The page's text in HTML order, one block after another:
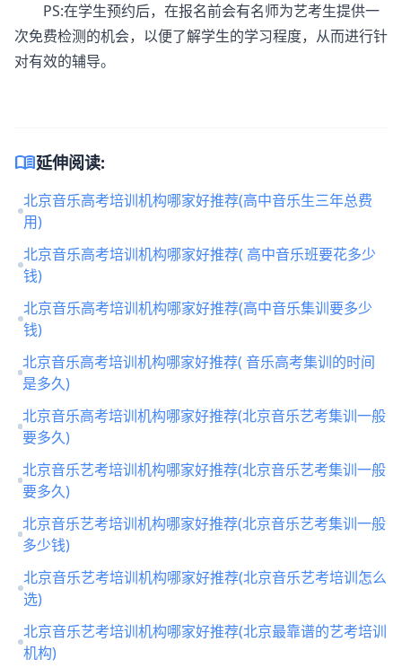
PS:在学生预约后，在报名前会有名师为艺考生提供一
次免费检测的机会，以便了解学生的学习程度，从而进行针
对有效的辅导。
menu_book延伸阅读:
北京音乐高考培训机构哪家好推荐(高中音乐生三年总费
用)
北京音乐高考培训机构哪家好推荐( 高中音乐班要花多少
钱)
北京音乐高考培训机构哪家好推荐(高中音乐集训要多少
钱)
北京音乐高考培训机构哪家好推荐( 音乐高考集训的时间
是多久)
北京音乐高考培训机构哪家好推荐(北京音乐艺考集训一般
要多久)
北京音乐艺考培训机构哪家好推荐(北京音乐艺考集训一般
要多久)
北京音乐艺考培训机构哪家好推荐(北京音乐艺考集训一般
多少钱)
北京音乐艺考培训机构哪家好推荐(北京音乐艺考培训怎么
选)
北京音乐艺考培训机构哪家好推荐(北京最靠谱的艺考培训
机构)